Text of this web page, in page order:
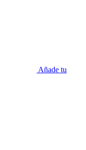
Añade tu